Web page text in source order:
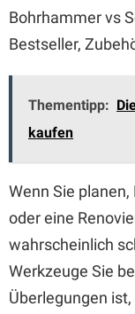
Bohrhammer vs
Bestseller,
Thementipp:
kaufen
Wenn Sie
oder eine
wahrscheinlich
Werkzeuge Sie
Überlegungen